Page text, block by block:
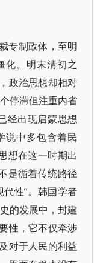
专制政体，至明
化。明末清初之
政治思想却相对
停滞但注重内省
经出现启蒙思想
说中多包含着民
想在这一时期出
是循着传统路径
性”。韩国学者
的发展中，封建
性，它不仅牵涉
对于人民的利益